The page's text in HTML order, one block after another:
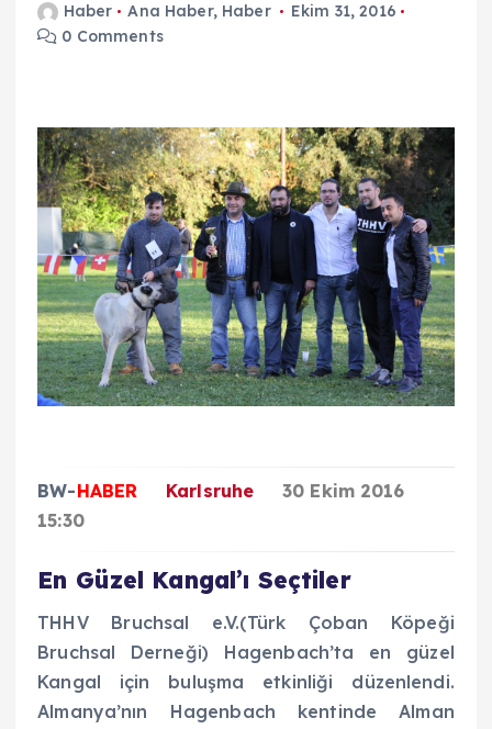
Haber Ana Haber, Haber
Ekim 31, 2016
0 Comments
BW-HABER Karlsruhe 30 Ekim 2016
15:30
En Güzel Kangal’ı Seçtiler
THHV Bruchsal e.V.(Türk Çoban Köpeği
Bruchsal Derneği) Hagenbach’ta en güzel
Kangal için buluşma etkinliği düzenlendi.
Almanya’nın Hagenbach kentinde Alman